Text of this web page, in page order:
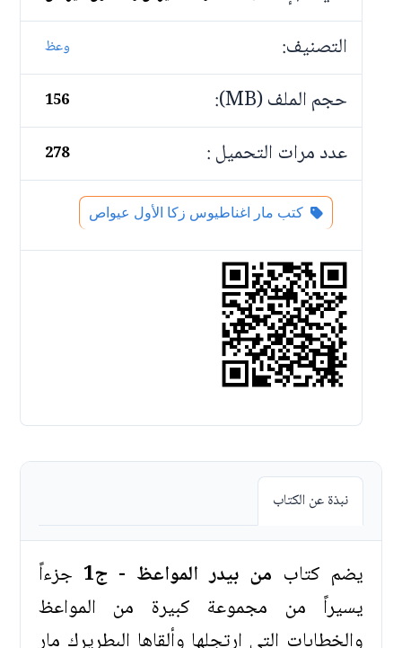
التصنيف: وعظ
حجم الملف (MB): 156
عدد مرات التحميل : 278
كتب مار اغناطيوس زكا الأول عيواص
نبذة عن الكتاب
يضم كتاب من بيدر المواعظ - ج1
جزءاً
يسيراً من مجموعة كبيرة من المواعظ